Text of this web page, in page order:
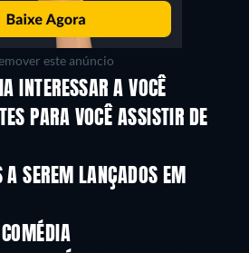
este anúncio
INTERESSAR A VOCÊ
PARA VOCÊ ASSISTIR DE
A SEREM LANÇADOS EM